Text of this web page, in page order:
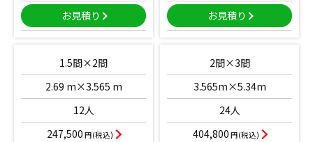
お見積り お見積り
1.5間×2間
2.69 m×3.565 m
12人
247,500 円(税込)
2間×3間
3.565m×5.34m
24人
404,800 円(税込)